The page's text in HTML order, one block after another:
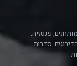
פנטזיה,
סדרות